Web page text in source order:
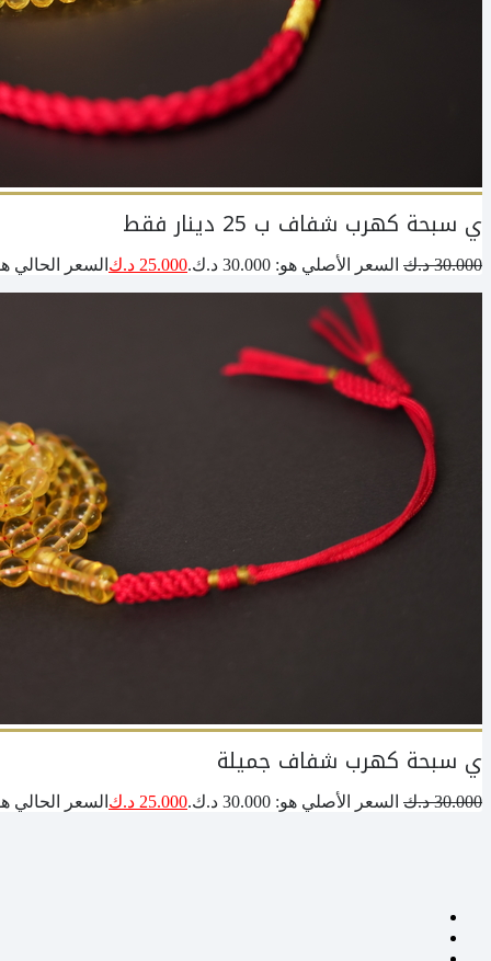
ي سبحة كهرب شفاف ب 25 دينار فقط
30.000 د.ك السعر الأصلي هو: 30.000 د.ك. 25.000 د.ك السعر الحالي هو:
ي سبحة كهرب شفاف جميلة
30.000 د.ك السعر الأصلي هو: 30.000 د.ك. 25.000 د.ك السعر الحالي هو: